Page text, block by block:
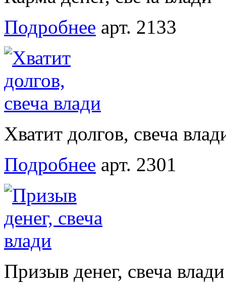
Подробнее арт. 2133
Хватит долгов, свеча
Подробнее арт. 2301
Призыв денег, свеча влади